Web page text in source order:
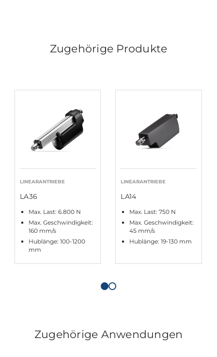
Zugehörige Produkte
LINEARANTRIEBE
LA36
Max. Last: 6.800 N
Max. Geschwindigkeit:
160 mm/s
Hublänge: 100-1200
mm
LINEARANTRIEBE
LA14
Max. Last: 750 N
Max. Geschwindigkeit:
45 mm/s
Hublänge: 19-130 mm
Zugehörige Anwendungen